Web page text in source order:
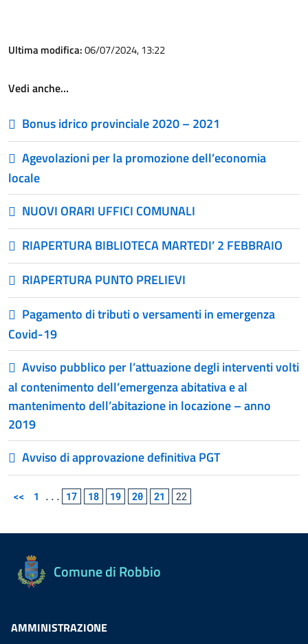
Ultima modifica:06/07/2024, 13:22
Vedi anche…
Bonus idrico provinciale 2020 – 2021
Agevolazioni per la promozione dell’economia
locale
NUOVI ORARI UFFICI COMUNALI
RIAPERTURA BIBLIOTECA MARTEDI’ 2 FEBBRAIO
RIAPERTURA PUNTO PRELIEVI
Pagamento di tributi o versamenti in emergenza
Covid-19
Avviso pubblico per l’attuazione degli interventi volti
al contenimento dell’emergenza abitativa e al
mantenimento dell’abitazione in locazione – anno
2019
Avviso di approvazione definitiva PGT
<< 1 ... 17 18 19 20 21 22
Comune di Robbio
AMMINISTRAZIONE